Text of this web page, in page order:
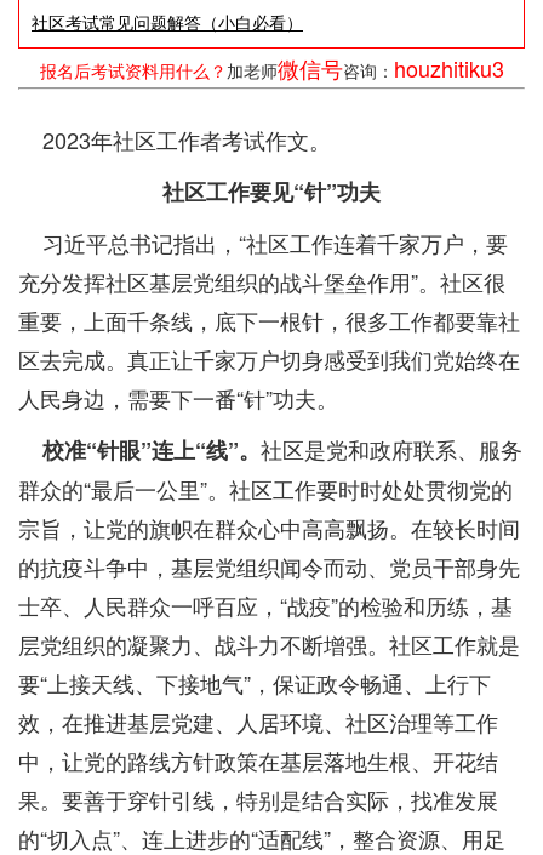
社区考试常见问题解答（小白必看）
报名后考试资料用什么？ 加老师微信号咨询： houzhitiku3
2023年社区工作者考试作文。
社区工作要见“针”功夫
习近平总书记指出，“社区工作连着千家万户，要
充分发挥社区基层党组织的战斗堡垒作用”。社区很
重要，上面千条线，底下一根针，很多工作都要靠社
区去完成。真正让千家万户切身感受到我们党始终在
人民身边，需要下一番“针”功夫。
校准“针眼”连上“线”。 社区是党和政府联系、服务
群众的“最后一公里”。社区工作要时时处处贯彻党的
宗旨，让党的旗帜在群众心中高高飘扬。在较长时间
的抗疫斗争中，基层党组织闻令而动、党员干部身先
士卒、人民群众一呼百应，“战疫”的检验和历练，基
层党组织的凝聚力、战斗力不断增强。社区工作就是
要“上接天线、下接地气”，保证政令畅通、上行下
效，在推进基层党建、人居环境、社区治理等工作
中，让党的路线方针政策在基层落地生根、开花结
果。要善于穿针引线，特别是结合实际，找准发展
的“切入点”、连上进步的“适配线”，整合资源、用足